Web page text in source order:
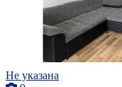
Не указана